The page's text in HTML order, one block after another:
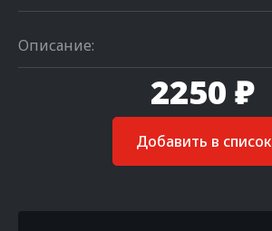
Описание:
2250 ₽
Добавить в список